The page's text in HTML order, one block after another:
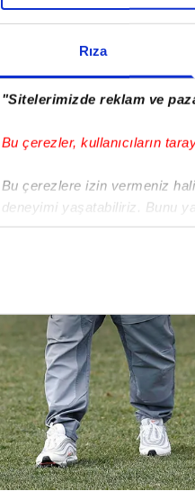
Rıza
"Sitelerimizde reklam ve
Bu çerezler, kullanıcıların
Bu çerezlere izin vermeniz
deneyimi yaşatabiliriz. Bunu
içerikleri sunabilmek adına
Sizlere daha iyi bir hizmet
çerezler vasıtasıyla çeşitli
amacıyla kullanılmaktadır.
reklam/pazarlama
Çerezlere ilişkin tercihlerinizi
butonuna tıklayabilir,Çerez